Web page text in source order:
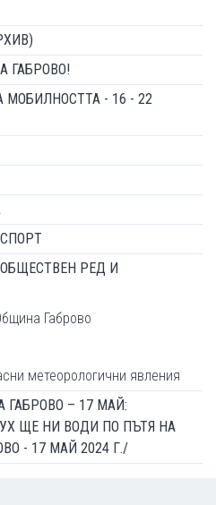
ГАБРОВО!
- 16 - 22
РЕД И
Габрово
метеорологични явления
ГАБРОВО – 17 МАЙ:
ЩЕ НИ ВОДИ ПО ПЪТЯ НА
- 17 МАЙ 2024 Г./